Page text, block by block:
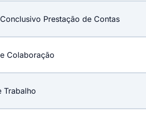
Prestação de Contas
Colaboração
Trabalho